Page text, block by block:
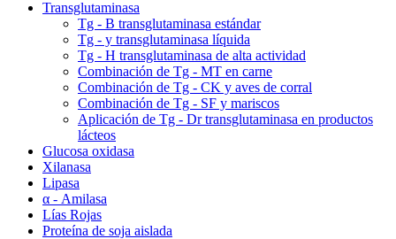
Transglutaminasa
Tg - B transglutaminasa estándar
Tg - y transglutaminasa líquida
Tg - H transglutaminasa de alta actividad
Combinación de Tg - MT en carne
Combinación de Tg - CK y aves de corral
Combinación de Tg - SF y mariscos
Aplicación de Tg - Dr transglutaminasa en productos
lácteos
Glucosa oxidasa
Xilanasa
Lipasa
α - Amilasa
Lías Rojas
Proteína de soja aislada